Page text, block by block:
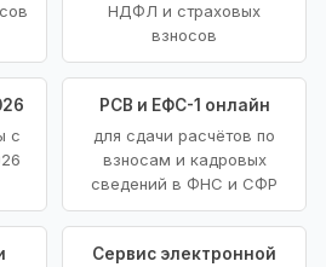
НДФЛ и страховых
взносов
с
РСВ и ЕФС-1 онлайн
для сдачи расчётов по
взносам и кадровых
сведений в ФНС и СФР
Сервис электронной